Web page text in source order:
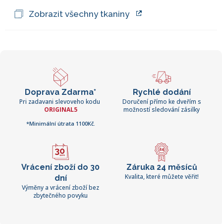
Zobrazit všechny tkaniny
Doprava Zdarma*
Pri zadavani slevoveho kodu
ORIGINAL5
*Minimální útrata 1100Kč.
Rychlé dodání
Doručení přímo ke dveřím s
možností sledování zásilky
Vrácení zboží do 30
dní
Výměny a vrácení zboží bez
zbytečného povyku
Záruka 24 měsíců
Kvalita, které můžete věřit!